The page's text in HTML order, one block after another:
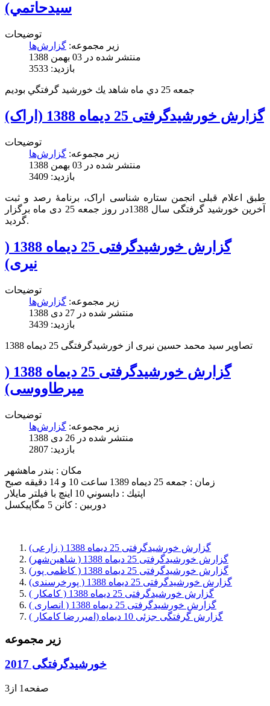
سيدحاتمي)
توضیحات
زیر مجموعه: گزارش‌ها
منتشر شده در 03 بهمن 1388
بازدید: 3533
جمعه 25 دي ماه شاهد يك خورشيد گرفتگي بوديم
گزارش خورشیدگرفتی 25 دیماه 1388 (اراک)
توضیحات
زیر مجموعه: گزارش‌ها
منتشر شده در 03 بهمن 1388
بازدید: 3409
طبق اعلام قبلی انجمن ستاره شناسی اراک، برنامۀ رصد و ثبت
آخرین خورشید گرفتگی سال 1388در روز جمعه 25 دی ماه برگزار
گردید.
گزارش خورشیدگرفتی 25 دیماه 1388 (
نیری)
توضیحات
زیر مجموعه: گزارش‌ها
منتشر شده در 27 دی 1388
بازدید: 3439
تصاویر سید محمد حسین نیری از خورشیدگرفتگی 25 دیماه 1388
گزارش خورشیدگرفتی 25 دیماه 1388 (
میرطاووسی)
توضیحات
زیر مجموعه: گزارش‌ها
منتشر شده در 26 دی 1388
بازدید: 2807
مكان : بندر ماهشهر
زمان : جمعه 25 ديماه 1389 ساعت 10 و 14 دقيقه صبح
اپتيك : دابسوني 10 اينچ با فيلتر مايلار
دوربين : كانن 5 مگاپيكسل
گزارش خورشیدگرفتی 25 دیماه 1388 ( زارعی)
گزارش خورشیدگرفتی 25 دیماه 1388 ( شاهین‌شهر)
گزارش خورشیدگرفتی 25 دیماه 1388 ( کاظمی پور)
گزارش خورشیدگرفتی 25 دیماه 1388 ( پورخرسندی)
گزارش خورشیدگرفتی 25 دیماه 1388 ( کامکار )
گزارش خورشیدگرفتی 25 دیماه 1388 ( انصاری )
گزارش گرفتگی جزئی 10 دیماه (امیررضا کامکار )
زیر مجموعه
خورشیدگرفتگی 2017
صفحه1 از3